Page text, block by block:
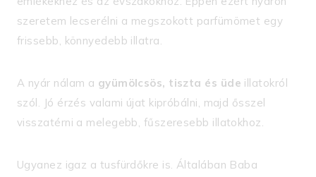
szeretem lecserélni a megszokott parfümömet egy
frissebb, könnyedebb illatra.
A nyár nálam a gyümölcsös, tiszta és üde illatokról
szól. Jó érzés valami újat kipróbálni, majd ősszel
visszatérni a melegebb, fűszeresebb illatokhoz.
Ugyanez igaz a tusfürdőkre is. Általában Baba